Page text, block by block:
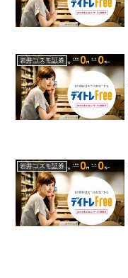
岩井コスモ証券
岩井コスモ証券